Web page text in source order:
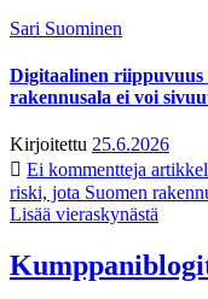
Sari Suominen
Digitaalinen riippuvuus
rakennusala ei voi
Kirjoitettu 25.6.2026
Ei kommentteja
riski, jota Suomen
Lisää vieraskynästä